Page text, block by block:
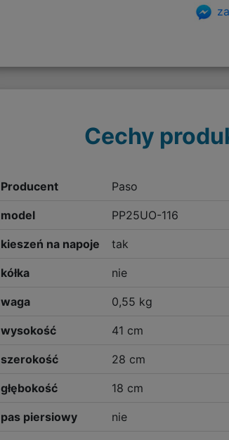
Cechy
Producent Paso
model PP25UO-116
kieszeń na napoje tak
kółka nie
waga 0,55 kg
wysokość 41 cm
szerokość 28 cm
głębokość 18 cm
pas piersiowy nie